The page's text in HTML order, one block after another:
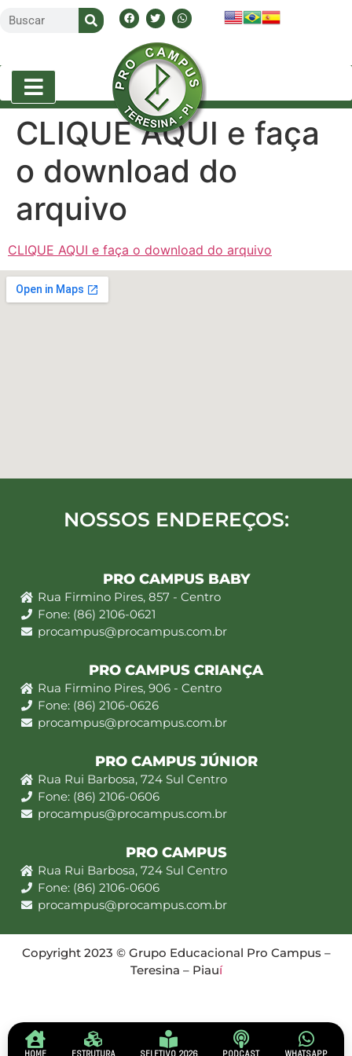
CLIQUE AQUI e faça
o download do
arquivo
CLIQUE AQUI e faça o download do arquivo
NOSSOS ENDEREÇOS:
PRO CAMPUS BABY
Rua Firmino Pires, 857 - Centro
Fone: (86) 2106-0621
procampus@procampus.com.br
PRO CAMPUS CRIANÇA
Rua Firmino Pires, 906 - Centro
Fone: (86) 2106-0626
procampus@procampus.com.br
PRO CAMPUS JÚNIOR
Rua Rui Barbosa, 724 Sul Centro
Fone: (86) 2106-0606
procampus@procampus.com.br
PRO CAMPUS
Rua Rui Barbosa, 724 Sul Centro
Fone: (86) 2106-0606
procampus@procampus.com.br
Copyright 2023 © Grupo Educacional Pro Campus –
Teresina – Piauí
HOME ESTRUTURA SELETIVO 2026 PODCAST WHATSAPP